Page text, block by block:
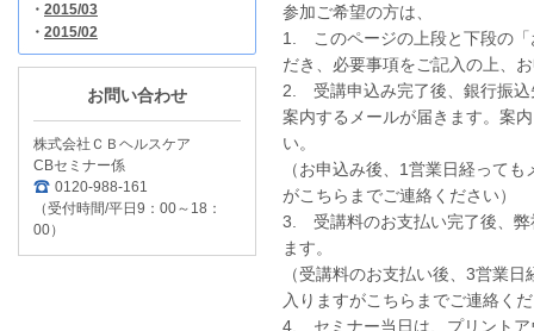
・ 2015/03
・ 2015/02
お問い合わせ
株式会社ＣＢヘルスケア
CBセミナー係
0120-988-161
（受付時間/平日9：00～18：
00）
参加ご希望の方は、
1. このページの上段と下段の「
だき、必要事項をご記入の上、
2. 受講申込み完了後、銀行振込
案内するメールが届きます。案
い。
（お申込み後、1営業日経って
がこちらまでご連絡ください）
3. 受講料のお支払い完了後、弊
ます。
（受講料のお支払い後、3営業
入りますがこちらまでご連絡く
4. セミナー当日は、プリントア